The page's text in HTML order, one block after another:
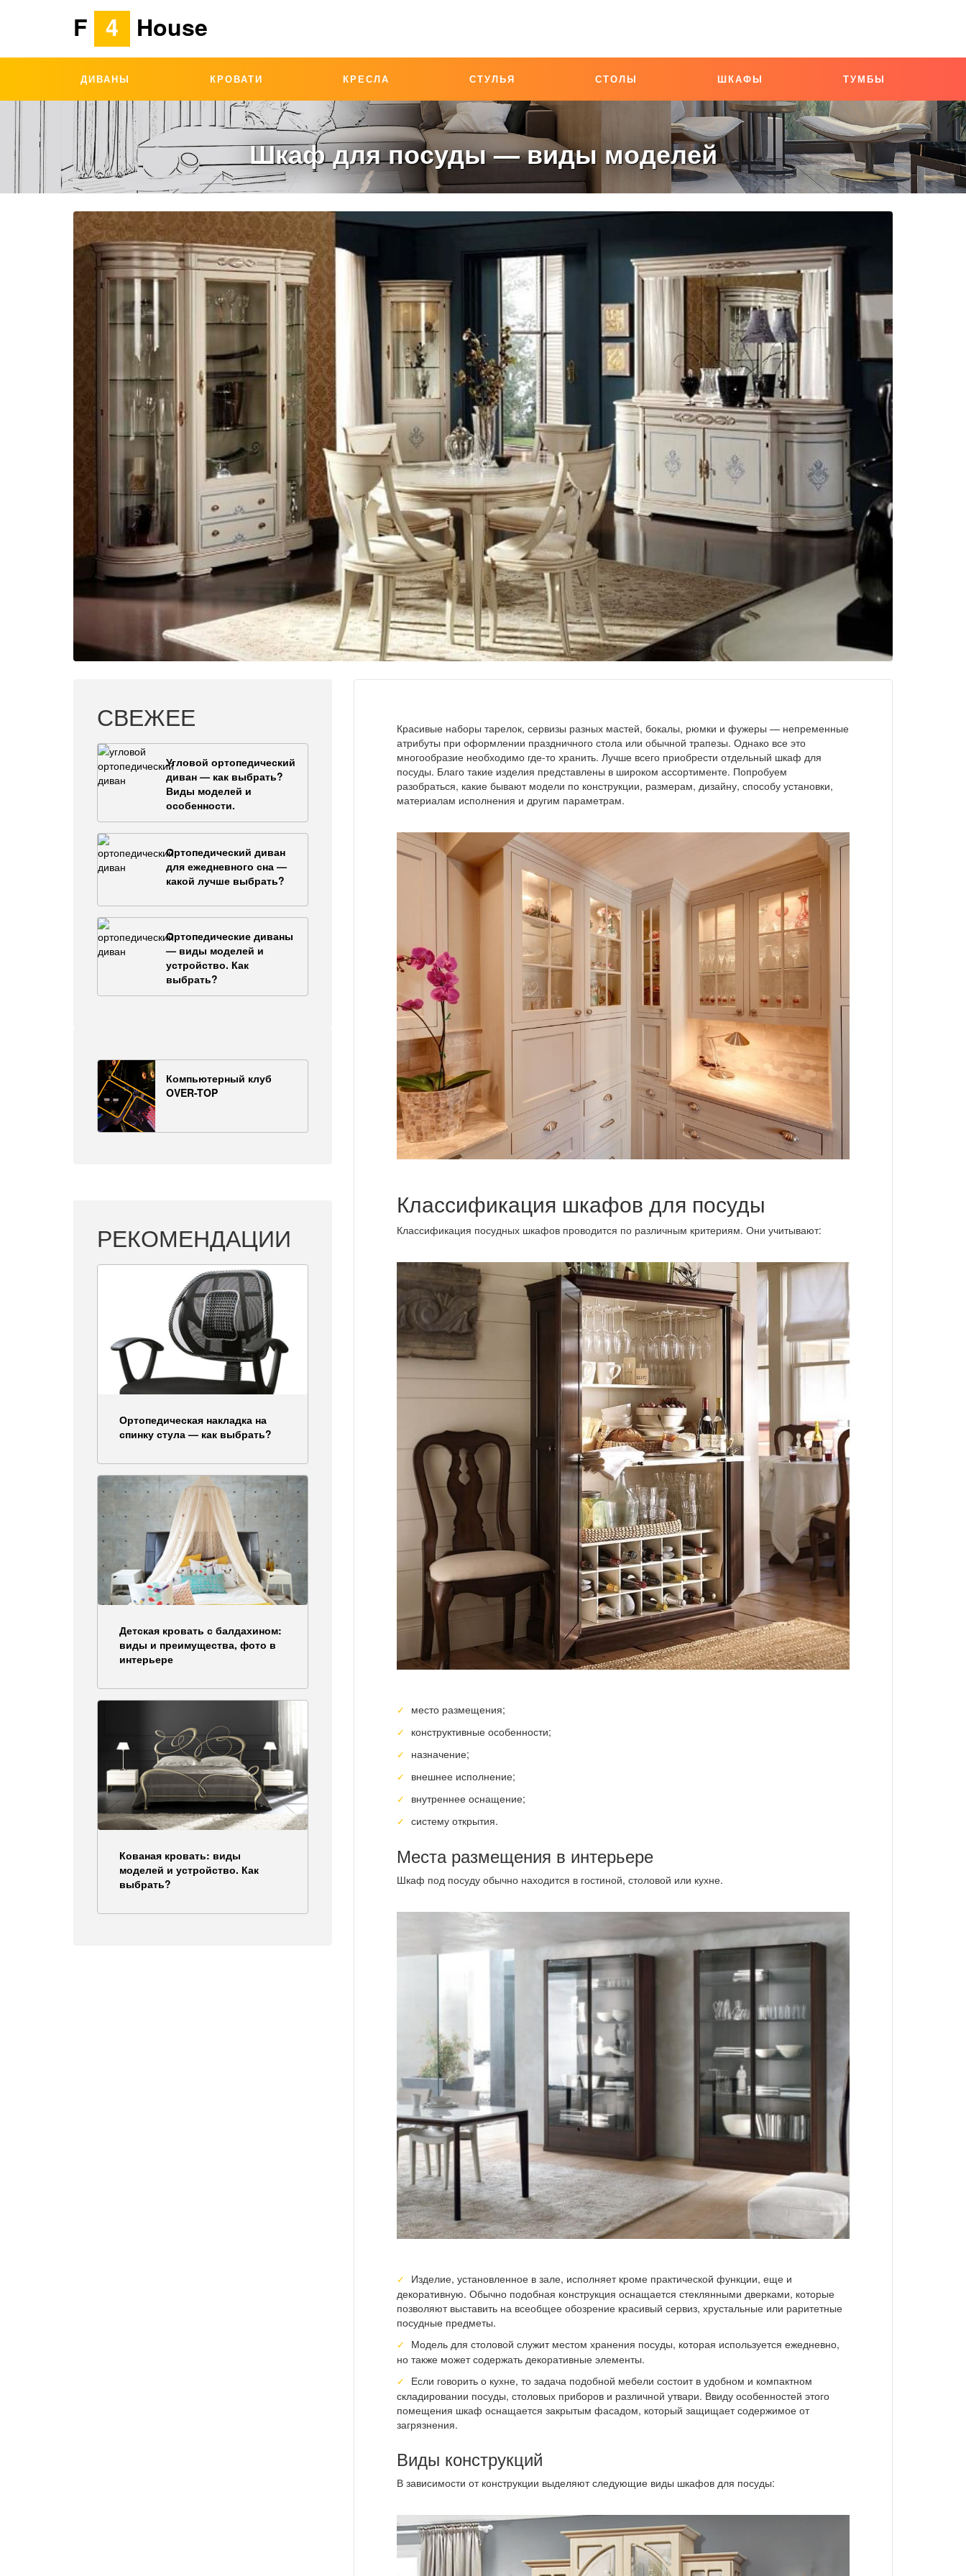
F 4 House
ДИВАНЫ КРОВАТИ КРЕСЛА СТУЛЬЯ СТОЛЫ ШКАФЫ ТУМБЫ
Шкаф для посуды — виды моделей
СВЕЖЕЕ
Угловой ортопедический
диван — как выбрать?
Виды моделей и
особенности.
Ортопедический диван
для ежедневного сна —
какой лучше выбрать?
Ортопедические диваны
— виды моделей и
устройство. Как
выбрать?
Компьютерный клуб
OVER-TOP
РЕКОМЕНДАЦИИ
Ортопедическая накладка на
спинку стула — как выбрать?
Детская кровать с балдахином:
виды и преимущества, фото в
интерьере
Кованая кровать: виды
моделей и устройство. Как
выбрать?
Красивые наборы тарелок, сервизы разных мастей, бокалы, рюмки и фужеры — непременные
атрибуты при оформлении праздничного стола или обычной трапезы. Однако все это
многообразие необходимо где-то хранить. Лучше всего приобрести отдельный шкаф для
посуды. Благо такие изделия представлены в широком ассортименте. Попробуем
разобраться, какие бывают модели по конструкции, размерам, дизайну, способу установки,
материалам исполнения и другим параметрам.
Классификация шкафов для посуды
Классификация посудных шкафов проводится по различным критериям. Они учитывают:
место размещения;
конструктивные особенности;
назначение;
внешнее исполнение;
внутреннее оснащение;
систему открытия.
Места размещения в интерьере
Шкаф под посуду обычно находится в гостиной, столовой или кухне.
Изделие, установленное в зале, исполняет кроме практической функции, еще и
декоративную. Обычно подобная конструкция оснащается стеклянными дверками, которые
позволяют выставить на всеобщее обозрение красивый сервиз, хрустальные или раритетные
посудные предметы.
Модель для столовой служит местом хранения посуды, которая используется ежедневно,
но также может содержать декоративные элементы.
Если говорить о кухне, то задача подобной мебели состоит в удобном и компактном
складировании посуды, столовых приборов и различной утвари. Ввиду особенностей этого
помещения шкаф оснащается закрытым фасадом, который защищает содержимое от
загрязнения.
Виды конструкций
В зависимости от конструкции выделяют следующие виды шкафов для посуды: